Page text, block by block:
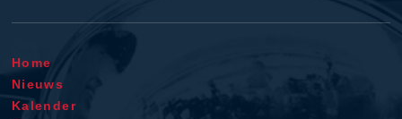
Home
Nieuws
Kalender